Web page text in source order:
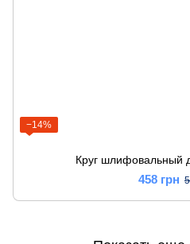
−14%
Круг шлифовальный
458 грн